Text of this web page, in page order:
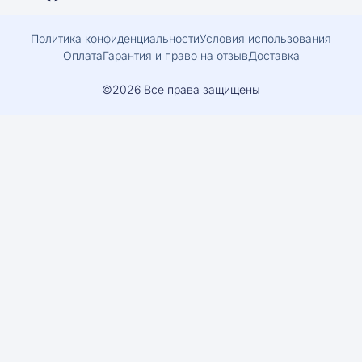
Политика конфиденциальностиУсловия использования
ОплатаГарантия и право на отзывДоставка
©2026 Все права защищены